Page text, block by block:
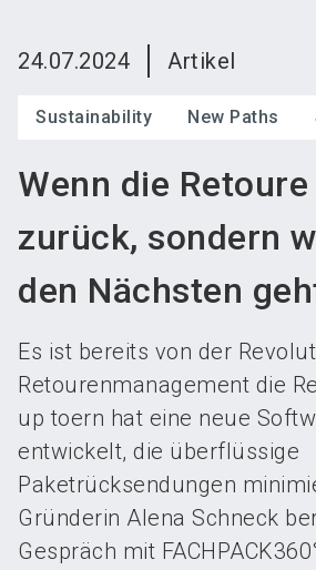
24.07.2024 Artikel
Sustainability New Paths
Wenn die
zurück, sondern
den Nächsten
Es ist bereits von der
Retourenmanagement die
up toern hat eine neue
entwickelt, die überflüssige
Paketrücksendungen
Gründerin Alena Schneck
Gespräch mit